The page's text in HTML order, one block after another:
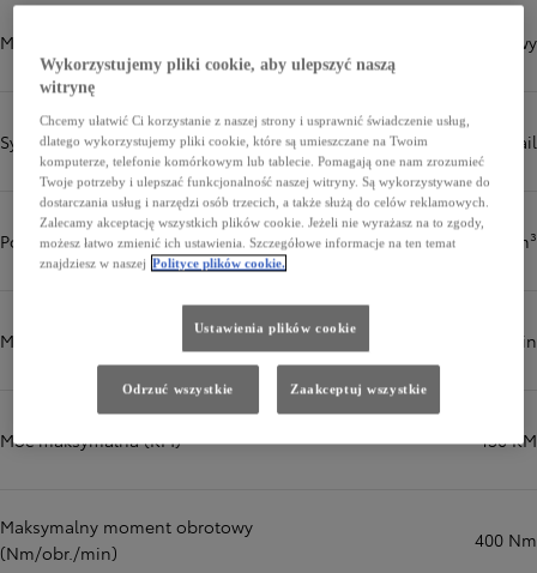
Mechanizm zaworów DOHC 16-zaworowy
System wtrysku paliwa Wtrysk typu common-rail
Pojemność skokowa (cm³) 2393 cm³
Maksymalna moc (kW/obr./min) 110 kW/obr./min
Moc maksymalna (KM) 150 KM
Maksymalny moment obrotowy
(Nm/obr./min)
400 Nm
Wykorzystujemy pliki cookie, aby ulepszyć naszą
witrynę
Chcemy ułatwić Ci korzystanie z naszej strony i usprawnić świadczenie usług,
dlatego wykorzystujemy pliki cookie, które są umieszczane na Twoim
komputerze, telefonie komórkowym lub tablecie. Pomagają one nam zrozumieć
Twoje potrzeby i ulepszać funkcjonalność naszej witryny. Są wykorzystywane do
dostarczania usług i narzędzi osób trzecich, a także służą do celów reklamowych.
Zalecamy akceptację wszystkich plików cookie. Jeżeli nie wyrażasz na to zgody,
możesz łatwo zmienić ich ustawienia. Szczegółowe informacje na ten temat
znajdziesz w naszej Polityce plików cookie.
Ustawienia plików cookie
Odrzuć wszystkie Zaakceptuj wszystkie